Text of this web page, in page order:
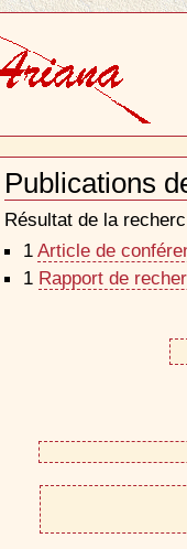
Publications
Document
Actions
Résultat de la
1 Article de
1 Rapport de